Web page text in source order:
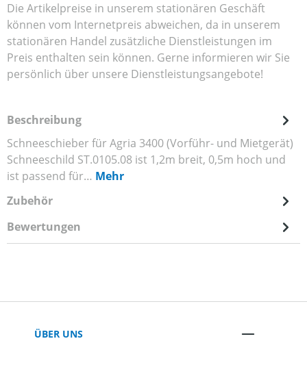
Die Artikelpreise in unserem stationären Geschäft
können vom Internetpreis abweichen, da in unserem
stationären Handel zusätzliche Dienstleistungen im
Preis enthalten sein können. Gerne informieren wir Sie
persönlich über unsere Dienstleistungsangebote!
Beschreibung
Schneeschieber für Agria 3400 (Vorführ- und Mietgerät)
Schneeschild ST.0105.08 ist 1,2m breit, 0,5m hoch und
ist passend für… Mehr
Zubehör
Bewertungen
ÜBER UNS